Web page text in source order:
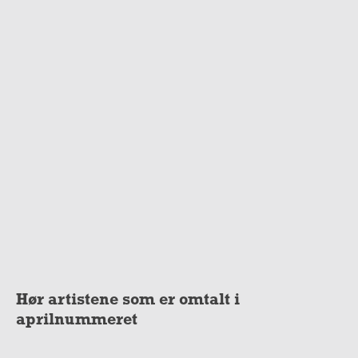
Hør artistene som er omtalt i
aprilnummeret